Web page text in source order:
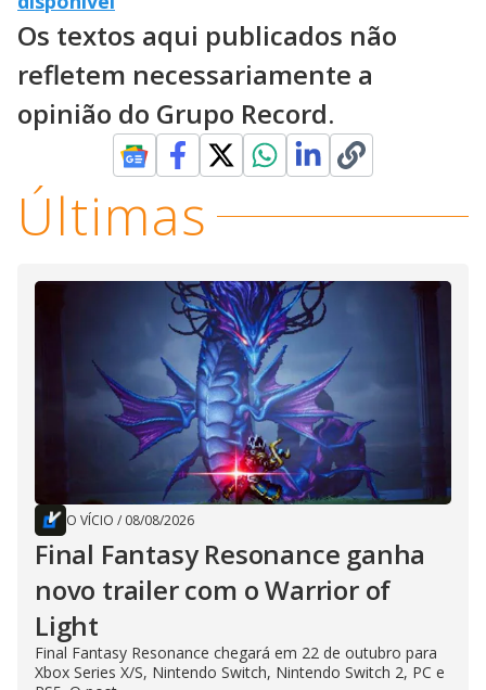
Os textos aqui publicados não
refletem necessariamente a
opinião do Grupo Record.
Últimas
O VÍCIO / 08/08/2026
Final Fantasy Resonance ganha
novo trailer com o Warrior of
Light
Final Fantasy Resonance chegará em 22 de outubro para
Xbox Series X/S, Nintendo Switch, Nintendo Switch 2, PC e